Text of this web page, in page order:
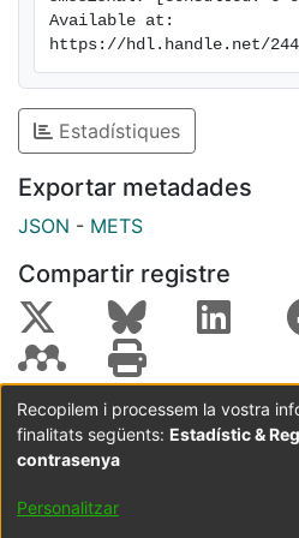
Available at:
https://hdl.handle.net/
Estadístiques
Exportar metadades
JSON - METS
Compartir registre
Coordinació:CRAI UB Avís legal
Metadades
subjectes a:
Configuració
de cookies
privadesa
Recopilem i processem la vostra
finalitats següents: Estadístic &
contrasenya
Personalitzar